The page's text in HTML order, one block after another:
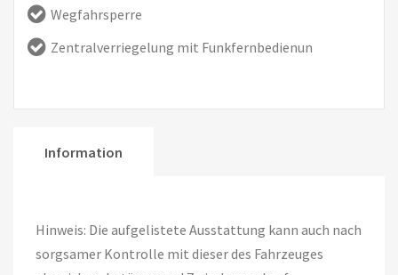
Wegfahrsperre
Zentralverriegelung mit Funkfernbedienun
Information
Hinweis: Die aufgelistete Ausstattung kann auch nach
sorgsamer Kontrolle mit dieser des Fahrzeuges